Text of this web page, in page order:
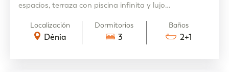
espacios, terraza con piscina infinita y lujo
Localización
Dénia
Dormitorios
3
Baños
2+1